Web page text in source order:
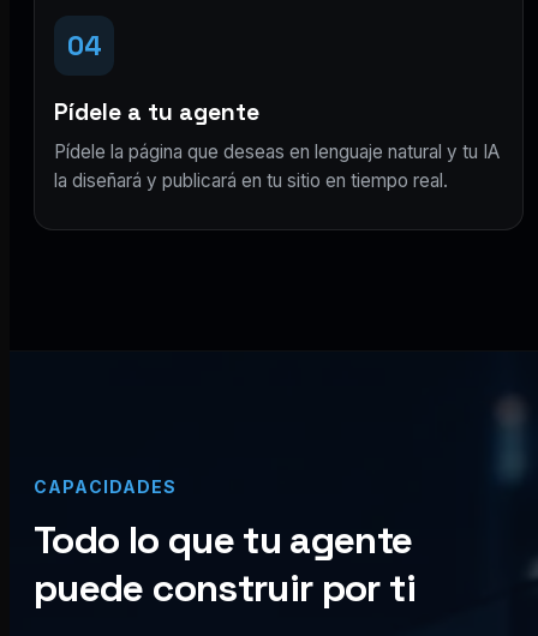
04
Pídele a tu agente
Pídele la página que deseas en lenguaje natural y tu IA
la diseñará y publicará en tu sitio en tiempo real.
CAPACIDADES
Todo lo que tu agente
puede construir por ti